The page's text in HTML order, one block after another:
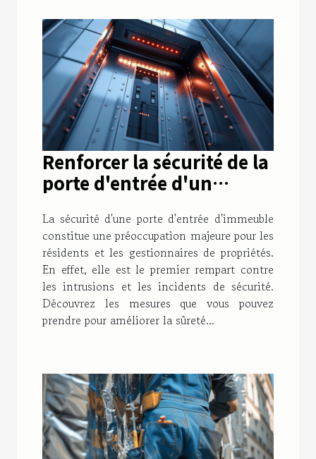
Renforcer la sécurité de la
porte d'entrée d'un
pratiques et
indispensables
La sécurité d'une porte d'entrée d'immeuble
constitue une préoccupation majeure pour les
résidents et les gestionnaires de propriétés.
En effet, elle est le premier rempart contre
les intrusions et les incidents de sécurité.
Découvrez les mesures que vous pouvez
prendre pour améliorer la sûreté...